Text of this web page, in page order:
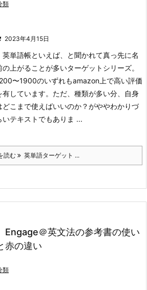
類
2023年4月15日
英単語帳といえば、と聞かれて真っ先に名
の上がることが多いターゲットシリーズ。
〜1900のいずれもamazon上で高い評価
有しています。ただ、種類が多い分、自身
どこまで使えばいいのか？がややわかりづ
いテキストでもありま ...
読む 英単語ターゲット ...
Engage＠英文法の参考書の使い
赤の違い
類